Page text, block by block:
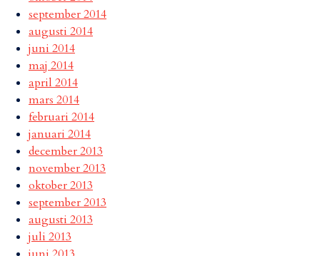
september 2014
augusti 2014
juni 2014
maj 2014
april 2014
mars 2014
februari 2014
januari 2014
december 2013
november 2013
oktober 2013
september 2013
augusti 2013
juli 2013